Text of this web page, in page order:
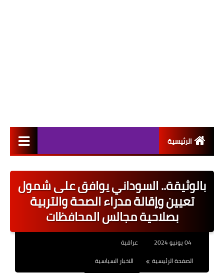
الرئيسية
اخبار القطاع العام
اخبار القطاع الخاص
نتائج التعيينات
العقود والاجور اليومية
بالوثيقة.. السوداني يوافق على شمول
تعيين وإقالة مدراء الصحة والتربية
بصلاحية مجالس المحافظات
04 يونيو 2024
عراقية
الصفحة الرئيسية
الاخبار السياسية